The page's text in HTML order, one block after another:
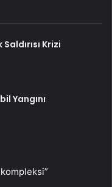
Krizi
Yangını